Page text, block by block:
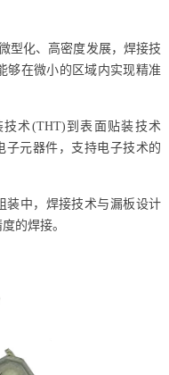
型化、高密度发展，焊接技
够在微小的区域内实现精准
技术(THT)到表面贴装技术
子元器件，支持电子技术的
装中，焊接技术与漏板设计
的焊接。